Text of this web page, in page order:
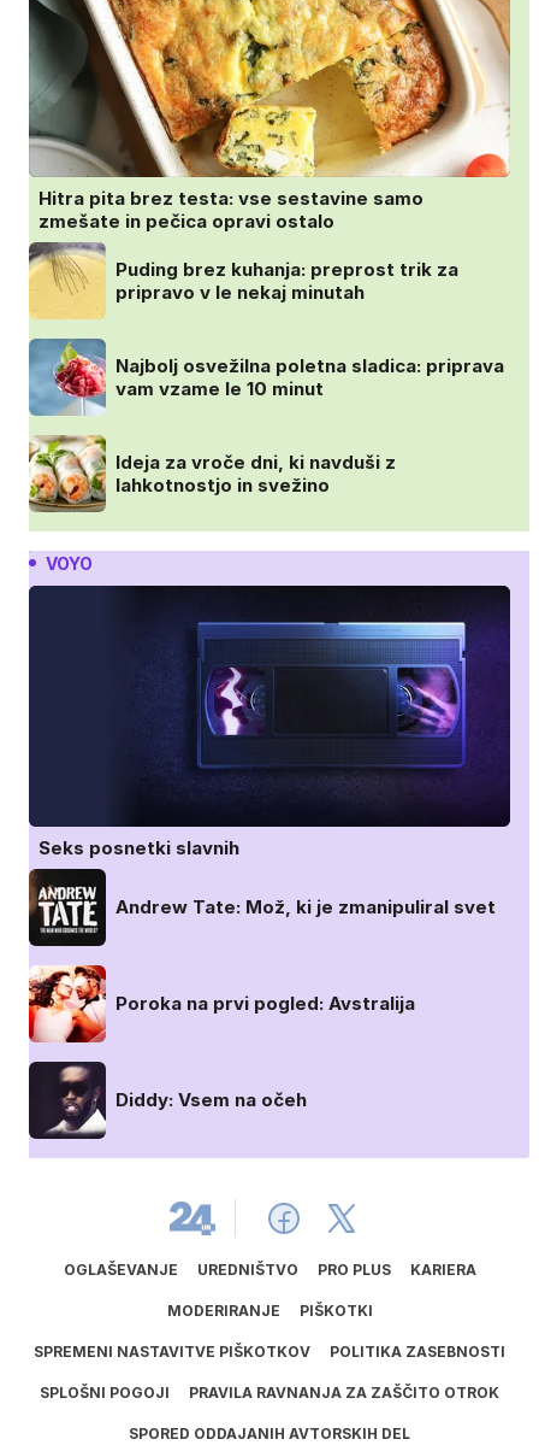
Hitra pita brez testa: vse sestavine samo
zmešate in pečica opravi ostalo
Puding brez kuhanja: preprost trik za
pripravo v le nekaj minutah
Najbolj osvežilna poletna sladica: priprava
vam vzame le 10 minut
Ideja za vroče dni, ki navduši z
lahkotnostjo in svežino
VOYO
Seks posnetki slavnih
Andrew Tate: Mož, ki je zmanipuliral svet
Poroka na prvi pogled: Avstralija
Diddy: Vsem na očeh
OGLAŠEVANJE UREDNIŠTVO PRO PLUS KARIERA
MODERIRANJE PIŠKOTKI
SPREMENI NASTAVITVE PIŠKOTKOV POLITIKA ZASEBNOSTI
SPLOŠNI POGOJI PRAVILA RAVNANJA ZA ZAŠČITO OTROK
SPORED ODDAJANIH AVTORSKIH DEL